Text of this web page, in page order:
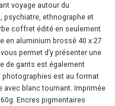
voyage autour du
psychiatre, ethnographe et
coffret édité en seulement
en aluminium brossé 40 x 27
permet d’y présenter une
de gants est également
photographies est au format
avec blanc tournant. Imprimée
Encres pigmentaires